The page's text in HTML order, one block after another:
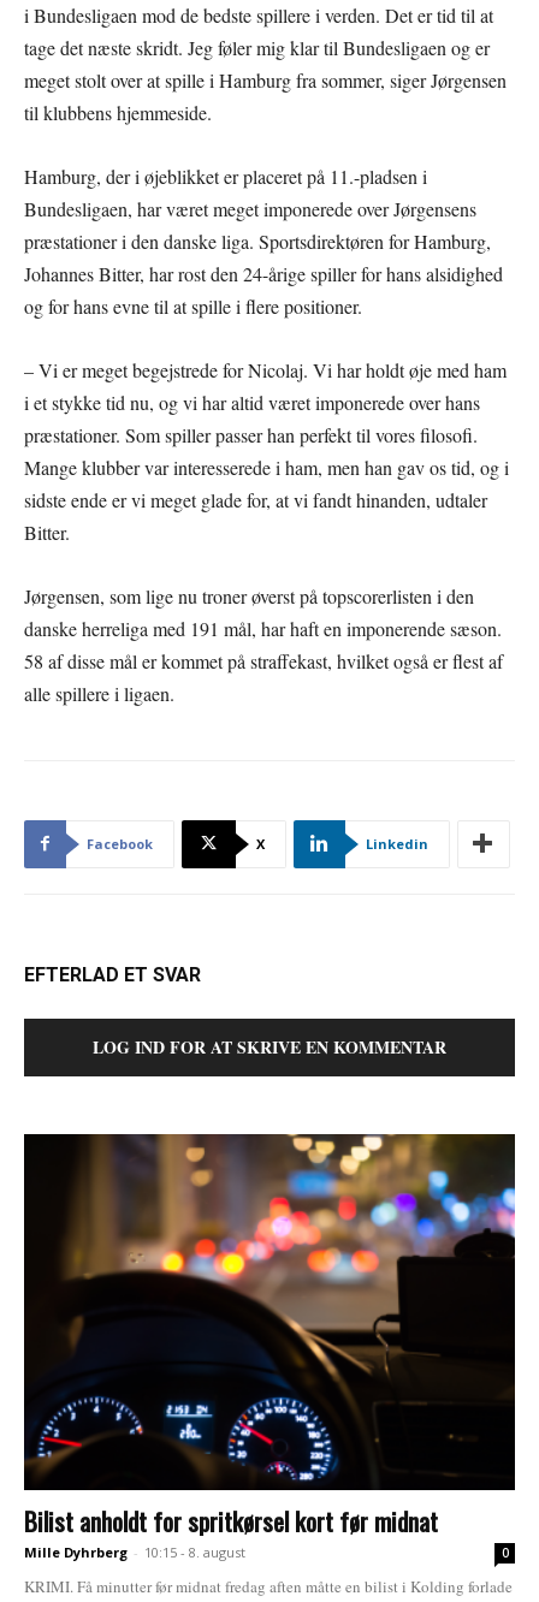
i Bundesligaen mod de bedste spillere i verden. Det er tid til at
tage det næste skridt. Jeg føler mig klar til Bundesligaen og er
meget stolt over at spille i Hamburg fra sommer, siger Jørgensen
til klubbens hjemmeside.
Hamburg, der i øjeblikket er placeret på 11.-pladsen i
Bundesligaen, har været meget imponerede over Jørgensens
præstationer i den danske liga. Sportsdirektøren for Hamburg,
Johannes Bitter, har rost den 24-årige spiller for hans alsidighed
og for hans evne til at spille i flere positioner.
– Vi er meget begejstrede for Nicolaj. Vi har holdt øje med ham
i et stykke tid nu, og vi har altid været imponerede over hans
præstationer. Som spiller passer han perfekt til vores filosofi.
Mange klubber var interesserede i ham, men han gav os tid, og i
sidste ende er vi meget glade for, at vi fandt hinanden, udtaler
Bitter.
Jørgensen, som lige nu troner øverst på topscorerlisten i den
danske herreliga med 191 mål, har haft en imponerende sæson.
58 af disse mål er kommet på straffekast, hvilket også er flest af
alle spillere i ligaen.
Facebook X Linkedin
EFTERLAD ET SVAR
LOG IND FOR AT SKRIVE EN KOMMENTAR
Bilist anholdt for spritkørsel kort før midnat
Mille Dyhrberg - 10:15 - 8. august 0
KRIMI. Få minutter før midnat fredag aften måtte en bilist i Kolding forlade